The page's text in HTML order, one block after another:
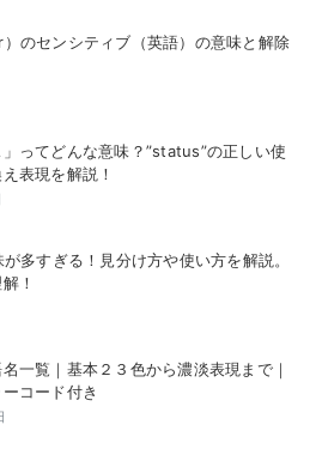
のセンシティブ（英語）の意味と解除
」ってどんな意味？”status”の正しい使
表現を解説！
が多すぎる！見分け方や使い方を解説。
！
名一覧｜基本２３色から濃淡表現まで｜
コード付き